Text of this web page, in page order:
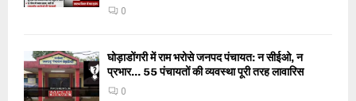
0
घोड़ाडोंगरी में राम भरोसे जनपद पंचायत: न सीईओ, न
प्रभार… 55 पंचायतों की व्यवस्था पूरी तरह लावारिस
0